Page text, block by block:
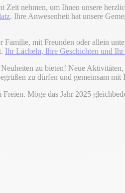
nehmen, um Ihnen unsere
. Ihre Anwesenheit hat unsere
mit Freunden oder allein
Ihr Lächeln, Ihre Geschichten und Ihr
zu bieten! Neue Aktivitäten,
zu dürfen und gemeinsam
Möge das Jahr 2025